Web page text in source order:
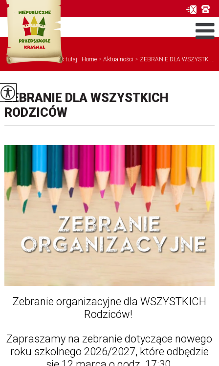
Jesteś tutaj: Home > Aktualności > ZEBRANIE DLA WSZYSTK ...
ZEBRANIE DLA WSZYSTKICH
RODZICÓW
Zebranie organizacyjne dla WSZYSTKICH
Rodziców!
Zapraszamy na zebranie dotyczące nowego
roku szkolnego 2026/2027, które odbędzie